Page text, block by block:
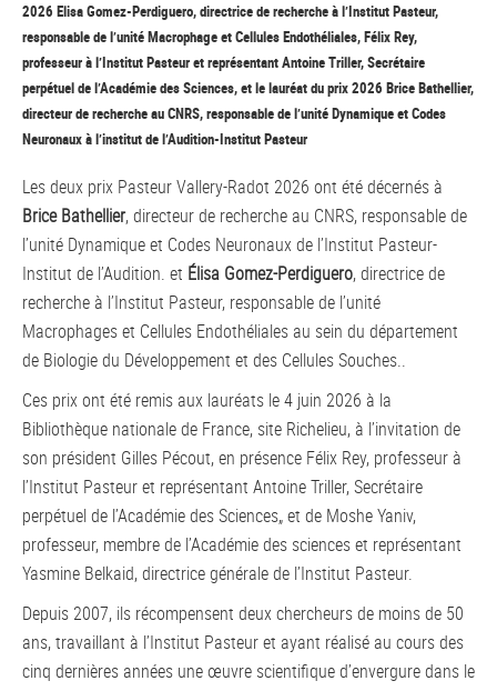
2026 Elisa Gomez-Perdiguero, directrice de recherche à l’Institut Pasteur,
responsable de l’unité Macrophage et Cellules Endothéliales, Félix Rey,
professeur à l’Institut Pasteur et représentant Antoine Triller, Secrétaire
perpétuel de l’Académie des Sciences, et le lauréat du prix 2026 Brice Bathellier,
directeur de recherche au CNRS, responsable de l’unité Dynamique et Codes
Neuronaux à l’institut de l’Audition-Institut Pasteur
Les deux prix Pasteur Vallery-Radot 2026 ont été décernés à
Brice Bathellier, directeur de recherche au CNRS, responsable de
l’unité Dynamique et Codes Neuronaux de l’Institut Pasteur-
Institut de l’Audition. et Élisa Gomez-Perdiguero, directrice de
recherche à l’Institut Pasteur, responsable de l’unité
Macrophages et Cellules Endothéliales au sein du département
de Biologie du Développement et des Cellules Souches..
Ces prix ont été remis aux lauréats le 4 juin 2026 à la
Bibliothèque nationale de France, site Richelieu, à l’invitation de
son président Gilles Pécout, en présence Félix Rey, professeur à
l’Institut Pasteur et représentant Antoine Triller, Secrétaire
perpétuel de l’Académie des Sciences„ et de Moshe Yaniv,
professeur, membre de l’Académie des sciences et représentant
Yasmine Belkaid, directrice générale de l’Institut Pasteur.
Depuis 2007, ils récompensent deux chercheurs de moins de 50
ans, travaillant à l’Institut Pasteur et ayant réalisé au cours des
cinq dernières années une œuvre scientifique d’envergure dans le